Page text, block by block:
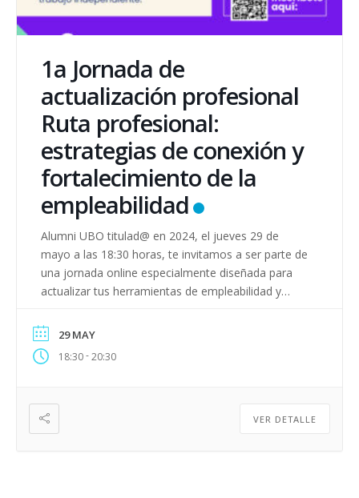
1a Jornada de
actualización profesional
Ruta profesional:
estrategias de conexión y
fortalecimiento de la
empleabilidad
Alumni UBO titulad@ en 2024, el jueves 29 de
mayo a las 18:30 horas, te invitamos a ser parte de
una jornada online especialmente diseñada para
actualizar tus herramientas de empleabilidad y
¡𝙋𝙧𝙚𝙥á𝙧𝙖𝙩𝙚 𝙥𝙖𝙧𝙖 𝙙𝙖𝙧 𝙚𝙡 𝙨𝙞𝙜𝙪𝙞𝙚𝙣𝙩𝙚 𝙥𝙖𝙨𝙤 𝙚𝙣 𝙩𝙪
𝙘𝙖𝙧𝙧𝙚𝙧𝙖! Inscríbete aquí.
29 MAY
18:30-20:30
VER DETALLE